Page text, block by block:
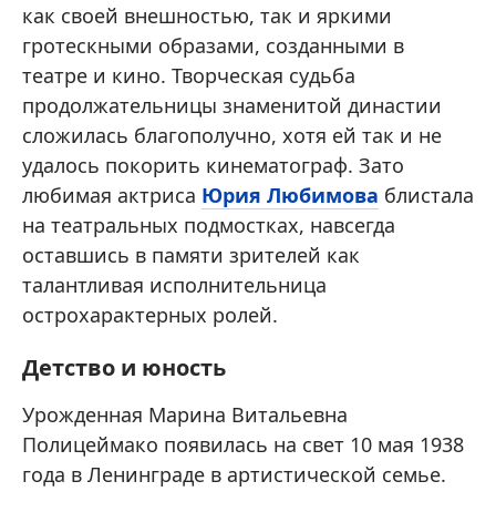
как своей внешностью, так и яркими
гротескными образами, созданными в
театре и кино. Творческая судьба
продолжательницы знаменитой династии
сложилась благополучно, хотя ей так и не
удалось покорить кинематограф. Зато
любимая актриса Юрия Любимова блистала
на театральных подмостках, навсегда
оставшись в памяти зрителей как
талантливая исполнительница
острохарактерных ролей.
Детство и юность
Урожденная Марина Витальевна
Полицеймако появилась на свет 10 мая 1938
года в Ленинграде в артистической семье.